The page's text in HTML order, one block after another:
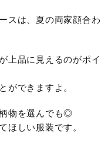
スは、夏の両家顔合わ
上品に見えるのがポイ
ができますよ。
物を選んでも◎
ほしい服装です。